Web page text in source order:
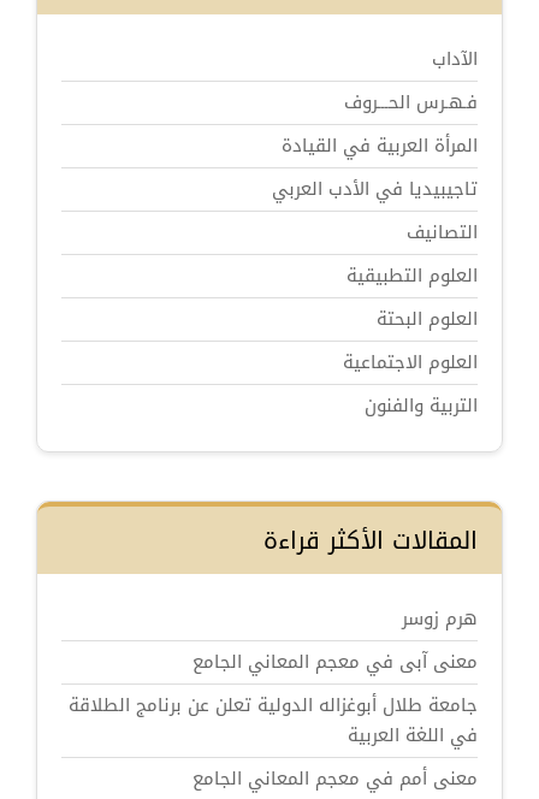
الآداب
فـهـرس الحـــروف
المرأة العربية في القيادة
تاجيبيديا في الأدب العربي
التصانيف
العلوم التطبيقية
العلوم البحتة
العلوم الاجتماعية
التربية والفنون
المقالات الأكثر قراءة
هرم زوسر
معنى آبى في معجم المعاني الجامع
جامعة طلال أبوغزاله الدولية تعلن عن برنامج الطلاقة
في اللغة العربية
معنى أمم في معجم المعاني الجامع